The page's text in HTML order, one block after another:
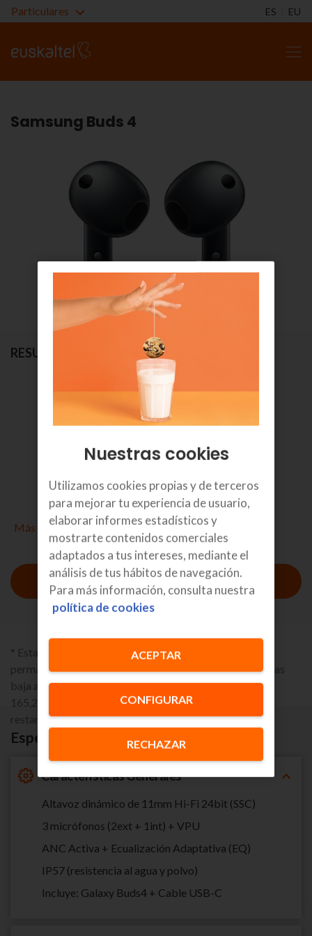
Particulares ES EU
Samsung Buds 4
RESUMEN
Selecciona el tipo de pago
3€/mes
por 48 meses
Más detalles
* Esta promoción lleva asociado un compromiso de
permanencia en el servicio de móvil de 24 meses. Si causas
baja antes de los 24 meses tendrás una penalización de
165,29€, prorrateables según el tiempo de permanencia
restante.
Especificaciones
Características Generales
Altavoz dinámico de 11mm Hi-Fi 24bit (SSC)
3 micrófonos (2ext + 1int) + VPU
ANC Activa + Ecualización Adaptativa (EQ)
IP57 (resistencia al agua y polvo)
Incluye: Galaxy Buds4 + Cable USB-C
Nuestras cookies
Utilizamos cookies propias y de terceros
para mejorar tu experiencia de usuario,
elaborar informes estadísticos y
mostrarte contenidos comerciales
adaptados a tus intereses, mediante el
análisis de tus hábitos de navegación.
Para más información, consulta nuestra
política de cookies
CONFIGURAR
RECHAZAR
ACEPTAR